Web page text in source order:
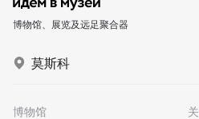
博物馆、展览及远足聚合器
莫斯科
博物馆